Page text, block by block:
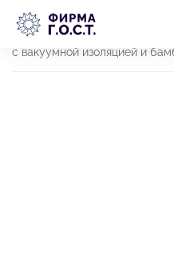
содержимому
Главная/Товары
посуда/Термокружки и
с вакуумной изоляцией и